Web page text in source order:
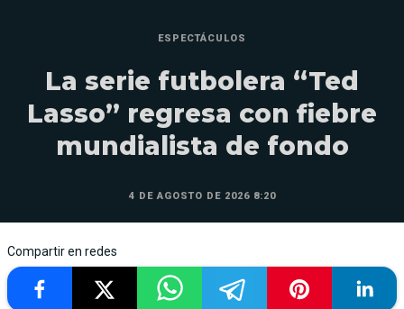
ESPECTÁCULOS
La serie futbolera “Ted
Lasso” regresa con fiebre
mundialista de fondo
4 DE AGOSTO DE 2026 8:20
Compartir en redes